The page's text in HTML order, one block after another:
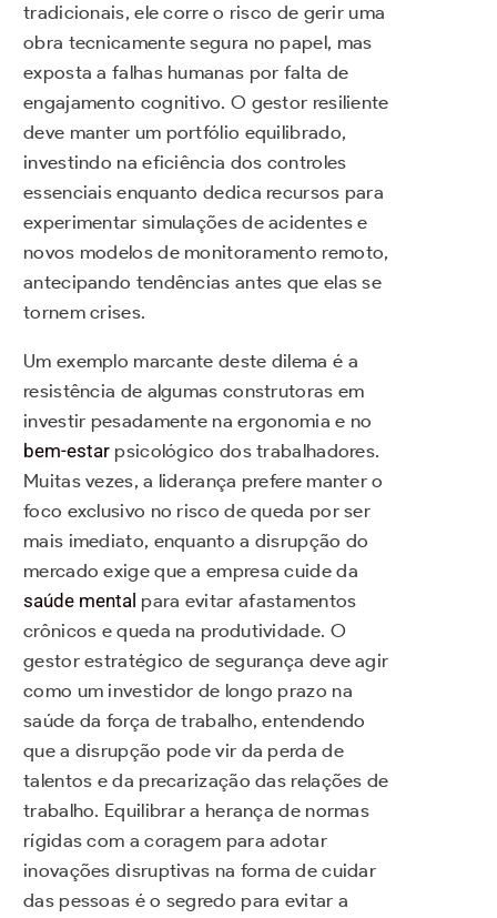
tradicionais, ele corre o risco de gerir uma
obra tecnicamente segura no papel, mas
exposta a falhas humanas por falta de
engajamento cognitivo. O gestor resiliente
deve manter um portfólio equilibrado,
investindo na eficiência dos controles
essenciais enquanto dedica recursos para
experimentar simulações de acidentes e
novos modelos de monitoramento remoto,
antecipando tendências antes que elas se
tornem crises.
Um exemplo marcante deste dilema é a
resistência de algumas construtoras em
investir pesadamente na ergonomia e no
bem-estar psicológico dos trabalhadores.
Muitas vezes, a liderança prefere manter o
foco exclusivo no risco de queda por ser
mais imediato, enquanto a disrupção do
mercado exige que a empresa cuide da
saúde mental para evitar afastamentos
crônicos e queda na produtividade. O
gestor estratégico de segurança deve agir
como um investidor de longo prazo na
saúde da força de trabalho, entendendo
que a disrupção pode vir da perda de
talentos e da precarização das relações de
trabalho. Equilibrar a herança de normas
rígidas com a coragem para adotar
inovações disruptivas na forma de cuidar
das pessoas é o segredo para evitar a